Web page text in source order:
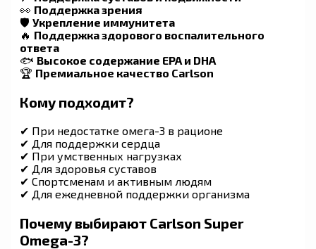
👀 Поддержка зрения
🛡 Укрепление иммунитета
🔥 Поддержка здорового воспалительного
ответа
🐟 Высокое содержание EPA и DHA
🏆 Премиальное качество Carlson
Кому подходит?
✔ При недостатке омега-3 в рационе
✔ Для поддержки сердца
✔ При умственных нагрузках
✔ Для здоровья суставов
✔ Спортсменам и активным людям
✔ Для ежедневной поддержки организма
Почему выбирают Carlson Super
Omega-3?